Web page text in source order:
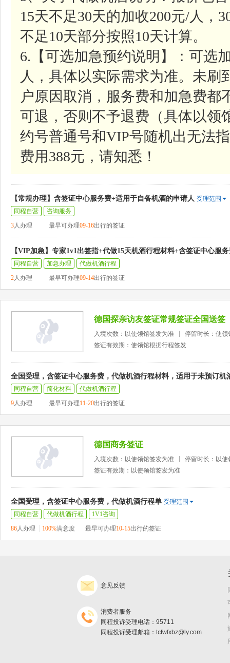
15天不足30天的加收200元/人，
不足10天部分按照10天计算。
6.【可选加急预约说明】：可选
人，具体以实际需求为准。未
户原因取消，服务费和加急费
可退，否则不予退费（具体以领
约号普通号和VIP号随机出无法
费用388元，请知悉！
【常规办理】含签证中心服务费+适用于自备机酒的申请人 受理范围
同程自营
咨询服务
3人办理 最早可办理09-16出行的签证
【VIP加急】专家1v1出签指+代做15天机酒行程材料+含签证中心服
同程自营 加急办理
代做机酒行程
2人办理 最早可办理09-14出行的签证
德国探亲访友签证常规签证全国送签
入境次数：以使领馆签发为准
停留时长：使领
签证有效期：使领馆根据行程签发
全国受理，含签证中心服务费，代做机酒行程材料，适用于未预订机
同程自营 简化材料
代做机酒行程
9人办理 最早可办理11-20出行的签证
德国商务签证
入境次数：以使领馆签发为准
停留时长：以使
签证有效期：以使领馆签发为准
全国受理，含签证中心服务费，代做机酒行程单 受理范围
同程自营
代做机酒行程
1V1咨询
86人办理 100%满意度 最早可办理10-15出行的签证
意见反馈
消费者服务
同程投诉受理电话：95711
同程投诉受理邮箱：tcfwfxbz@ly.com